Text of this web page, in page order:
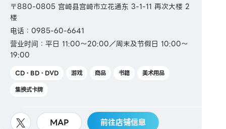
〒880-0805 宫崎县宫崎市立花通东 3-1-11 再次大楼 2
楼
电话：0985-60-6641
营业时间：平日 11:00～20:00／周末及节假日 10:00～
19:00
CD・BD・DVD 游戏 商品 书籍
美术用品
集换式卡牌
MAP 前往店铺信息